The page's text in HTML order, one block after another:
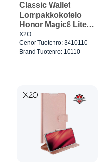
Classic Wallet
Lompakkokotelo
Honor Magic8 Lite
Musta
X2O
Cenor Tuotenro: 3410110
Brand Tuotenro: 10110